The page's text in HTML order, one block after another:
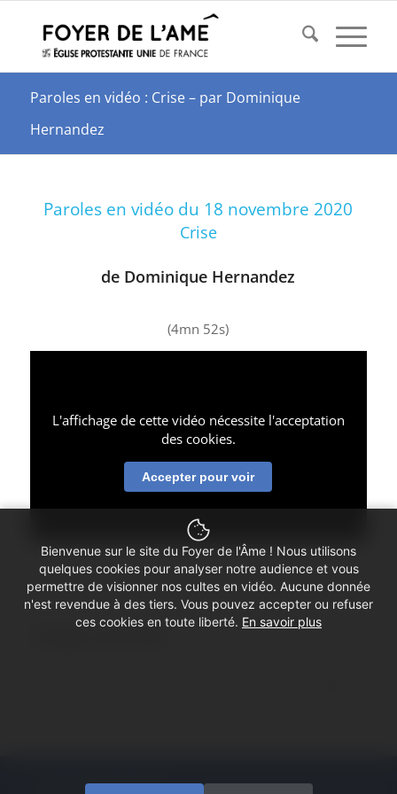
Paroles en vidéo : Crise – par Dominique
Hernandez
Paroles en vidéo du 18 novembre 2020
Crise
de Dominique Hernandez
(4mn 52s)
L'affichage de cette vidéo nécessite l'acceptation
des cookies.
Accepter pour voir
© Copyright - Foyer de l'Âme
Bienvenue sur le site du Foyer de l'Âme ! Nous utilisons
quelques cookies pour analyser notre audience et vous
permettre de visionner nos cultes en vidéo. Aucune donnée
n'est revendue à des tiers. Vous pouvez accepter ou refuser
ces cookies en toute liberté. En savoir plus